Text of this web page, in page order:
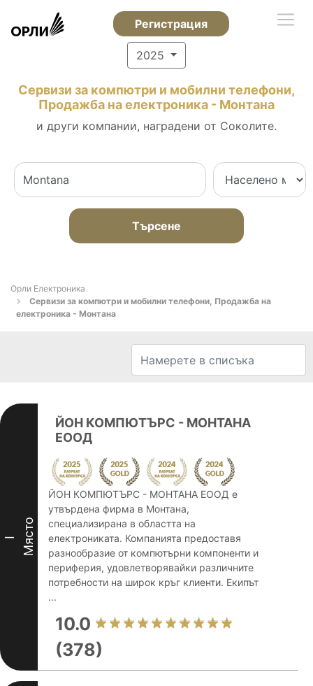
Регистрация
2025
Сервизи за компютри и мобилни телефони,
Продажба на електроника - Монтана
и други компании, наградени от Соколите.
Търсене
Орли Електроника
Сервизи за компютри и мобилни телефони, Продажба на
електроника - Монтана
I Място
ЙОН КОМПЮТЪРС - МОНТАНА
ЕООД
ЙОН КОМПЮТЪРС - МОНТАНА ЕООД е
утвърдена фирма в Монтана,
специализирана в областта на
електрониката. Компанията предоставя
разнообразие от компютърни компоненти и
периферия, удовлетворявайки различните
потребности на широк кръг клиенти. Екипът
...
10.0
(378)